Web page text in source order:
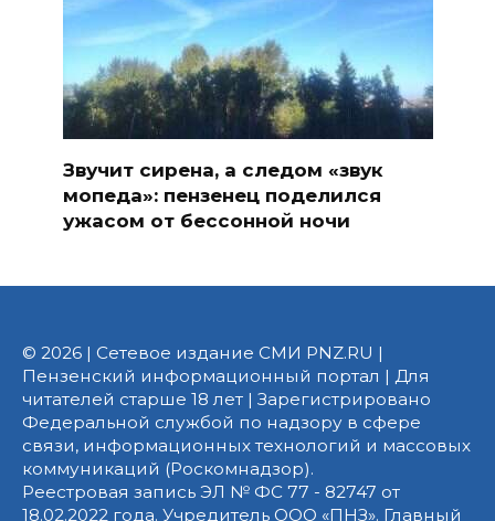
Звучит сирена, а следом «звук
мопеда»: пензенец поделился
ужасом от бессонной ночи
© 2026 | Сетевое издание СМИ PNZ.RU |
Пензенский информационный портал | Для
читателей старше 18 лет | Зарегистрировано
Федеральной службой по надзору в сфере
связи, информационных технологий и массовых
коммуникаций (Роскомнадзор).
Реестровая запись ЭЛ № ФС 77 - 82747 от
18.02.2022 года. Учредитель ООО «ПНЗ». Главный